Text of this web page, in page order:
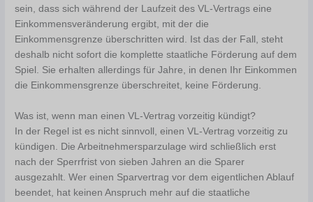
sein, dass sich während der Laufzeit des VL-Vertrags eine
Einkommensveränderung ergibt, mit der die
Einkommensgrenze überschritten wird. Ist das der Fall, steht
deshalb nicht sofort die komplette staatliche Förderung auf dem
Spiel. Sie erhalten allerdings für Jahre, in denen Ihr Einkommen
die Einkommensgrenze überschreitet, keine Förderung.
Was ist, wenn man einen VL-Vertrag vorzeitig kündigt?
In der Regel ist es nicht sinnvoll, einen VL-Vertrag vorzeitig zu
kündigen. Die Arbeitnehmersparzulage wird schließlich erst
nach der Sperrfrist von sieben Jahren an die Sparer
ausgezahlt. Wer einen Sparvertrag vor dem eigentlichen Ablauf
beendet, hat keinen Anspruch mehr auf die staatliche